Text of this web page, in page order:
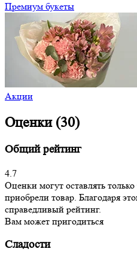
Премиум букеты
Акции
Оценки (30)
Общий рейтинг
4.7
Оценки могут оставлять
приобрели товар. Благодаря
справедливый рейтинг.
Вам может пригодиться
Сладости